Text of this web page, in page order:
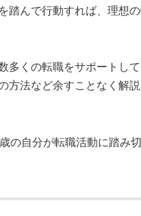
踏んで行動すれば、理想
多くの転職をサポートし
方法など余すことなく解説
の自分が転職活動に踏み